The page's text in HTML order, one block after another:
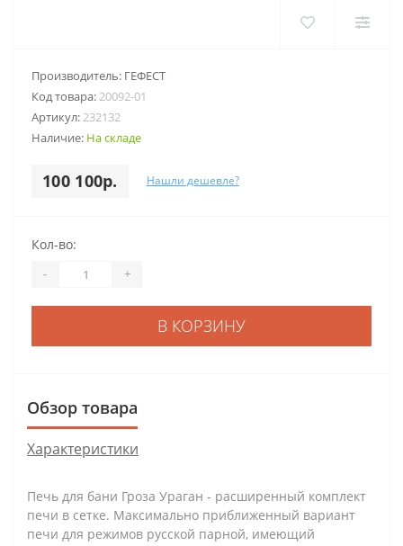
Производитель: ГЕФЕСТ
Код товара:20092-01
Артикул:232132
Наличие: На складе
100 100р. Нашли дешевле?
Кол-во:
- +
В КОРЗИНУ
Обзор товара
Характеристики
Печь для бани Гроза Ураган - расширенный комплект
печи в сетке. Максимально приближенный вариант
печи для режимов русской парной, имеющий